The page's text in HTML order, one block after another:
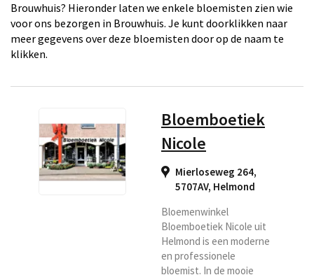
Brouwhuis? Hieronder laten we enkele bloemisten zien wie
voor ons bezorgen in Brouwhuis. Je kunt doorklikken naar
meer gegevens over deze bloemisten door op de naam te
klikken.
Bloemboetiek
Nicole
Mierloseweg 264,
5707AV, Helmond
Bloemenwinkel
Bloemboetiek Nicole uit
Helmond is een moderne
en professionele
bloemist. In de mooie